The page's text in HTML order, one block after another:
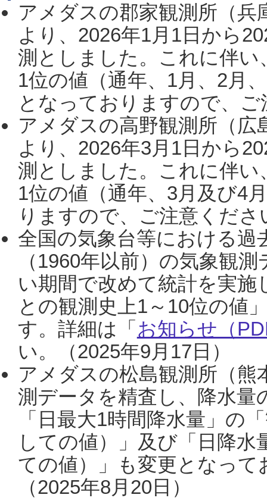
アメダスの郡家観測所（
より、2026年1月1日から
測としました。これに伴い
1位の値（通年、1月、2月
となっておりますので、
アメダスの高野観測所（
より、2026年3月1日から
測としました。これに伴い
1位の値（通年、3月及び4
りますので、ご注意くだ
全国の気象台等における過
（1960年以前）の気象観
い期間で改めて統計を実
との観測史上1～10位の値
す。詳細は「 お知らせ（
い。（2025年9月17日）
アメダスの松島観測所（熊
測データを精査し、降水
「日最大1時間降水量」の
しての値）」及び「日降
ての値）」も変更となっ
（2025年8月20日）